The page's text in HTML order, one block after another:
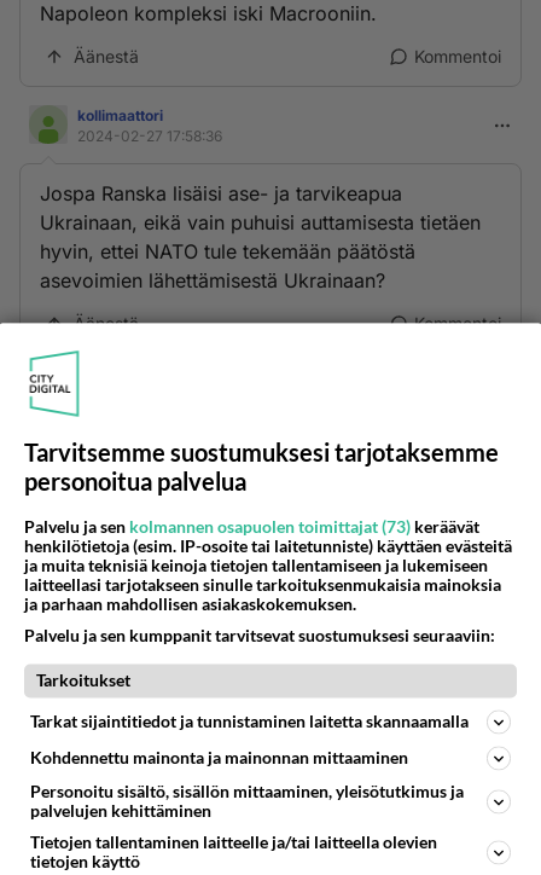
Napoleon kompleksi iski Macrooniin.
Äänestä Kommentoi
kollimaattori
2024-02-27 17:58:36
Jospa Ranska lisäisi ase- ja tarvikeapua
Ukrainaan, eikä vain puhuisi auttamisesta tietäen
hyvin, ettei NATO tule tekemään päätöstä
asevoimien lähettämisestä Ukrainaan?
Äänestä Kommentoi
Naton joukot Ukrainan hallituksen kutsusta käyvät
ilmasta käsin purkamassa Ukrainan maaperälle
Kertshinsalmeen ja Krimille luvatta tehdyn
siltarakennelman. Venäjän alueeseen ei
luonnollisesti tulla koskemaan.
Anonyymi
2024-02-27 18:40:22
Hyvä että Sale vielä neuvoo näitä nuorempia
kouhakkeita.
Tarvitsemme suostumuksesi tarjotaksemme
personoitua palvelua
Palvelu ja sen kolmannen osapuolen toimittajat (73) keräävät
henkilötietoja (esim. IP-osoite tai laitetunniste) käyttäen evästeitä
ja muita teknisiä keinoja tietojen tallentamiseen ja lukemiseen
laitteellasi tarjotakseen sinulle tarkoituksenmukaisia mainoksia
ja parhaan mahdollisen asiakaskokemuksen.
Palvelu ja sen kumppanit tarvitsevat suostumuksesi seuraaviin:
Tarkoitukset
Tarkat sijaintitiedot ja tunnistaminen laitetta skannaamalla
Kohdennettu mainonta ja mainonnan mittaaminen
Personoitu sisältö, sisällön mittaaminen, yleisötutkimus ja
palvelujen kehittäminen
Tietojen tallentaminen laitteelle ja/tai laitteella olevien
tietojen käyttö